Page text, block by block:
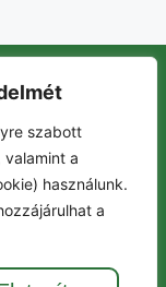
szabott
a
használunk.
a
Adatkezelési